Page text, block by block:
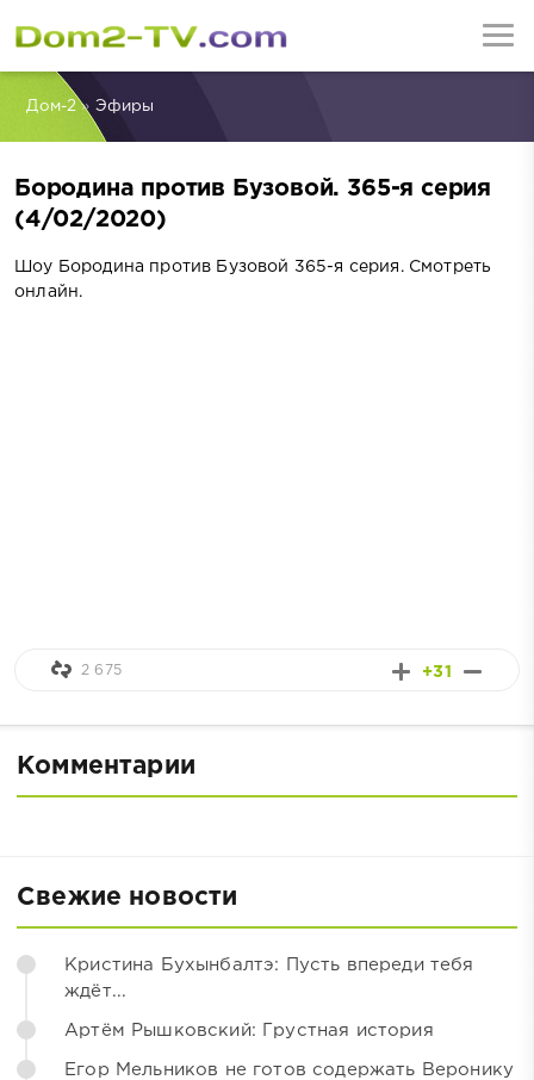
Дом-2» Эфиры
Бородина против Бузовой. 365-я серия
(4/02/2020)
Шоу Бородина против Бузовой 365-я серия. Смотреть
онлайн.
+31
2 675
Комментарии
Свежие новости
Кристина Бухынбалтэ: Пусть впереди тебя
ждёт...
Артём Рышковский: Грустная история
Егор Мельников не готов содержать Веронику